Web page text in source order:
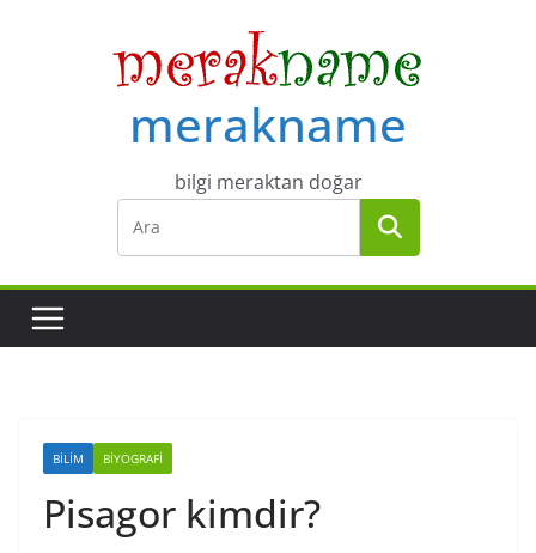
merakname
bilgi meraktan doğar
BILIM BIYOGRAFI
Pisagor kimdir?